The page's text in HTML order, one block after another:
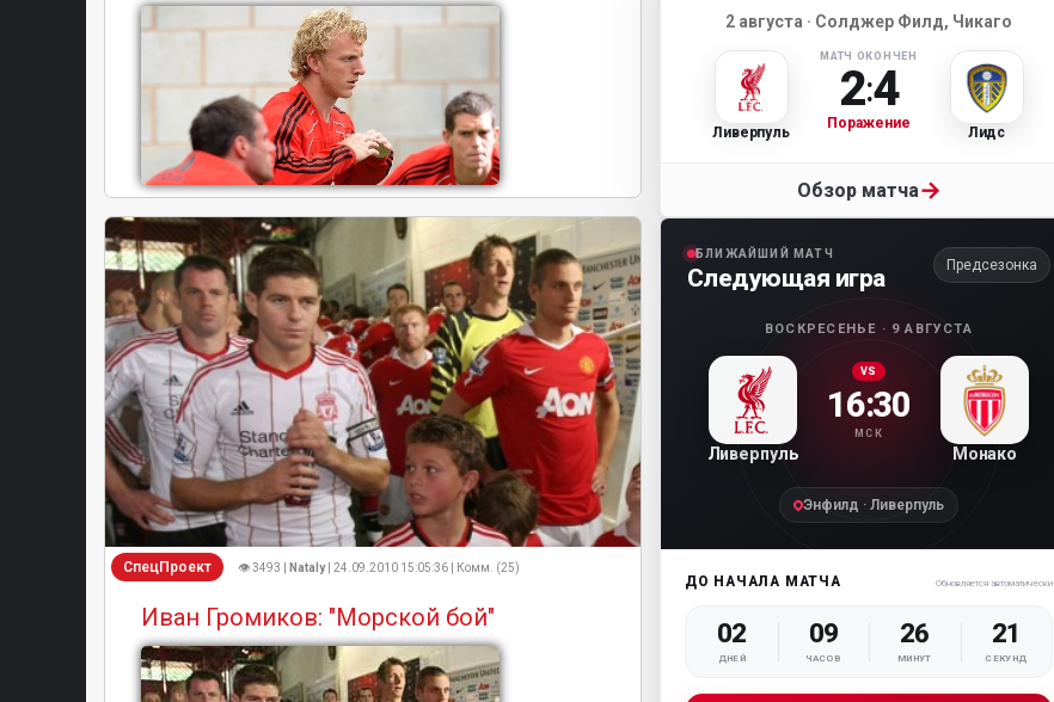
СпецПроект 👁 3493 | Nataly| 24.09.2010 15:05:36 | Комм. (25)
Иван Громиков: "Морской бой"
2 августа · Солджер Филд, Чикаго
Ливерпуль
МАТЧ ОКОНЧЕН
2:4
Поражение
Лидс
Обзор матча→
БЛИЖАЙШИЙ МАТЧ
Следующая игра Предсезонка
ВОСКРЕСЕНЬЕ · 9 АВГУСТА
Ливерпуль
VS
16:30
МСК
Монако
Энфилд · Ливерпуль
ДО НАЧАЛА МАТЧА Обновляется автоматически
02
ДНЕЙ
09
ЧАСОВ
26
МИНУТ
19
СЕКУНД